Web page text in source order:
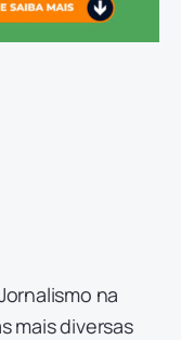
na
mais diversas